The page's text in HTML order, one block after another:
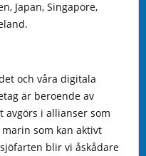
Japan, Singapore,
och våra digitala
är beroende av
avgörs i allianser som
som kan aktivt
blir vi åskådare